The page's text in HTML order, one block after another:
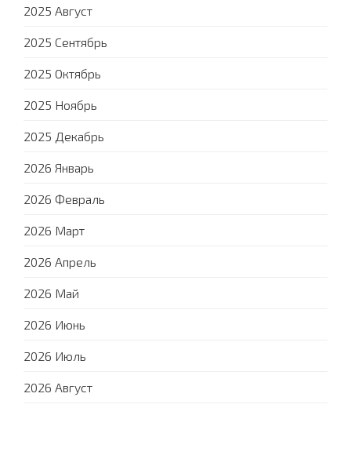
2025 Август
2025 Сентябрь
2025 Октябрь
2025 Ноябрь
2025 Декабрь
2026 Январь
2026 Февраль
2026 Март
2026 Апрель
2026 Май
2026 Июнь
2026 Июль
2026 Август